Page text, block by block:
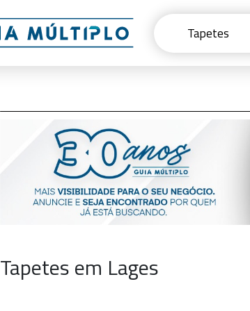
Tapetes em Lages